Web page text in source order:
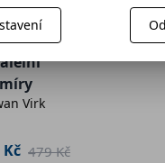
Virk
Kč 479 Kč